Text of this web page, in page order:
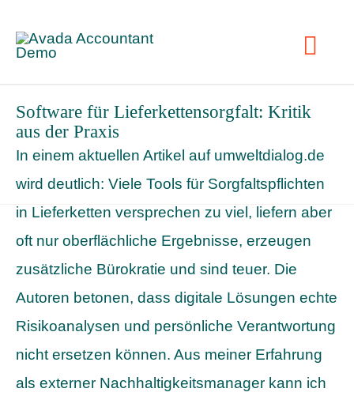
Software für Lieferkettensorgfalt: Kritik
aus der Praxis
In einem aktuellen Artikel auf umweltdialog.de
wird deutlich: Viele Tools für Sorgfaltspflichten
in Lieferketten versprechen zu viel, liefern aber
oft nur oberflächliche Ergebnisse, erzeugen
zusätzliche Bürokratie und sind teuer. Die
Autoren betonen, dass digitale Lösungen echte
Risikoanalysen und persönliche Verantwortung
nicht ersetzen können. Aus meiner Erfahrung
als externer Nachhaltigkeitsmanager kann ich